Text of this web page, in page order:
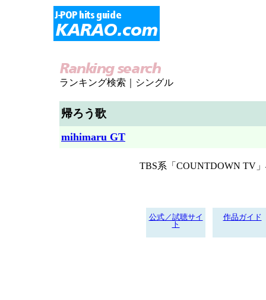
ランキング検索｜シングル
帰ろう歌
mihimaru GT
TBS系「COUNTDOWN TV
公式／試聴サイ
ト
作品ガイド